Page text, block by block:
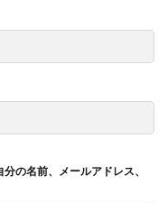
力ゲージを把
の名前、メールアドレス、